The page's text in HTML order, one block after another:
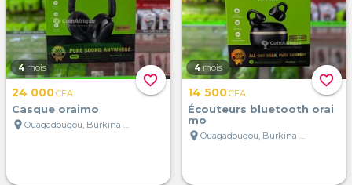
favorite_border
4 mois
24 000CFA
Casque oraimo
location_on
Ouagadougou, Burkina Faso
favorite_border
4 mois
14 500CFA
Écouteurs bluetooth orai
mo
location_on
Ouagadougou, Burkina Faso